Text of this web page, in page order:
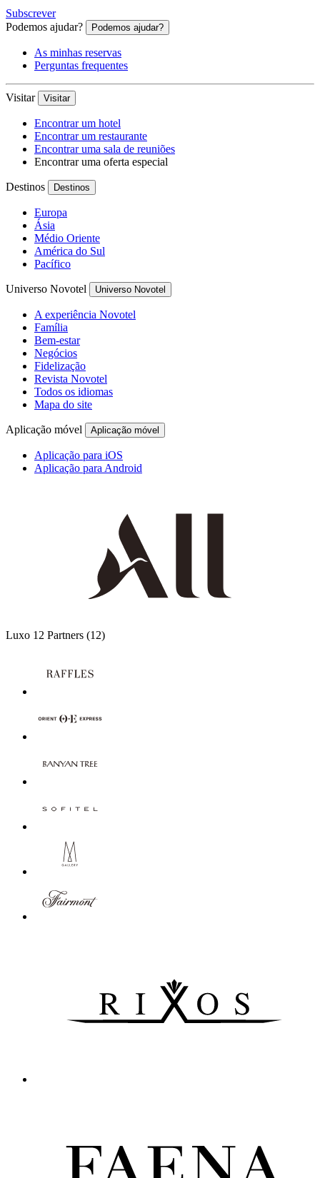
Subscrever
Podemos ajudar?
Podemos ajudar?
As minhas reservas
Perguntas frequentes
Visitar Visitar
Encontrar um hotel
Encontrar um restaurante
Encontrar uma sala de reuniões
Encontrar uma oferta especial
Destinos Destinos
Europa
Ásia
Médio Oriente
América do Sul
Pacífico
Universo Novotel Universo Novotel
A experiência Novotel
Família
Bem-estar
Negócios
Fidelização
Revista Novotel
Todos os idiomas
Mapa do site
Aplicação móvel Aplicação móvel
Aplicação para iOS
Aplicação para Android
Luxo 12 Partners (12)